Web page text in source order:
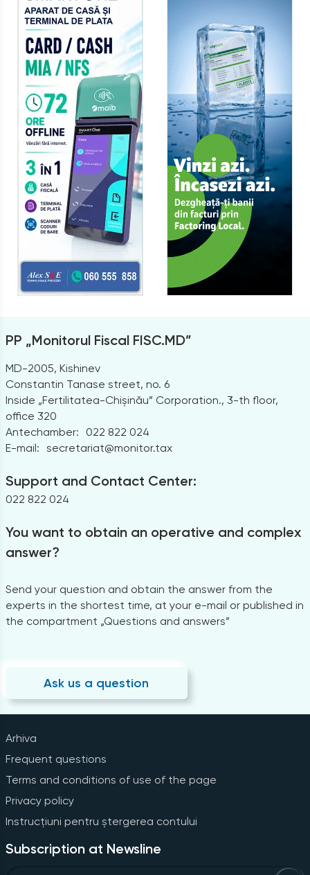
PP „Monitorul Fiscal FISC.MD”
MD-2005, Kishinev
Constantin Tanase street, no. 6
Inside „Fertilitatea-Chișinău” Corporation., 3-th floor,
office 320
Antechamber:
022 822 024
E-mail: secretariat@monitor.tax
Support and Contact Center:
022 822 024
You want to obtain an operative and complex
answer?
Send your question and obtain the answer from the
experts in the shortest time, at your e-mail or published in
the compartment „Questions and answers”
Ask us a question
Arhiva
Frequent questions
Terms and conditions of use of the page
Privacy policy
Instrucțiuni pentru ștergerea contului
Subscription at Newsline